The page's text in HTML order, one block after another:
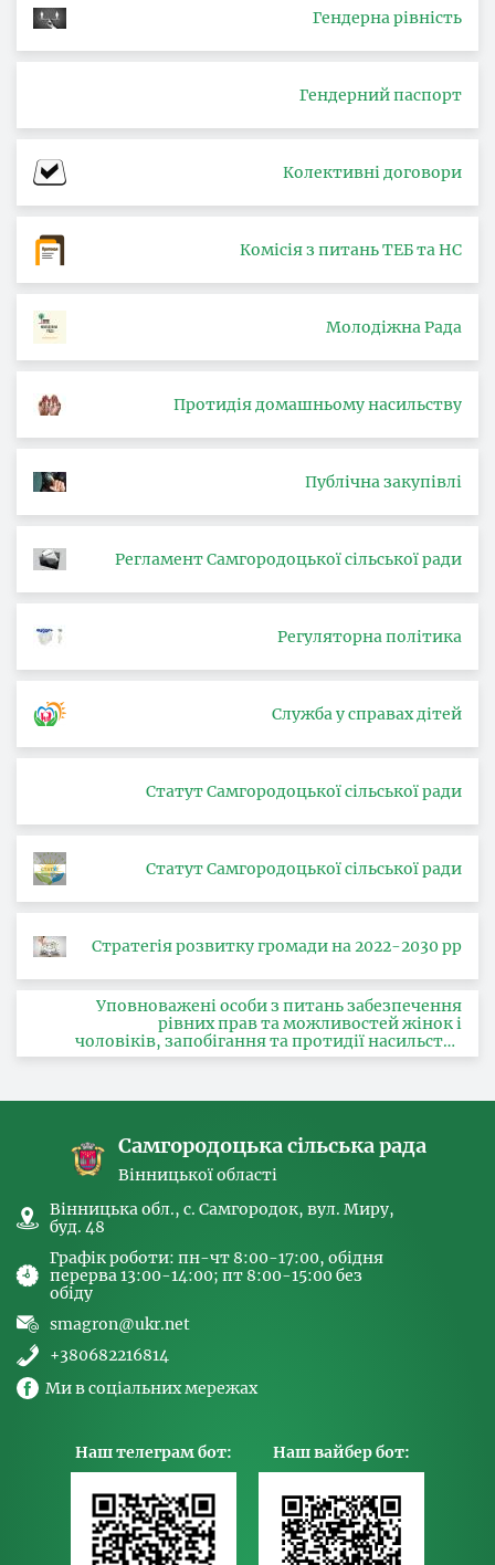
Гендерна рівність
Гендерний паспорт
Колективні договори
Комісія з питань ТЕБ та НС
Молодіжна Рада
Протидія домашньому насильству
Публічна закупівлі
Регламент Самгородоцької сільської ради
Регуляторна політика
Служба у справах дітей
Статут Самгородоцької сільської ради
Статут Самгородоцької сільської ради
Стратегія розвитку громади на 2022-2030 рр
Уповноважені особи з питань забезпечення
рівних прав та можливостей жінок і
чоловіків, запобігання та протидії насильству
за ознакою статі, з питань здійснення заходів,
Самгородоцька сільська рада
Вінницької області
Вінницька обл., с. Самгородок, вул. Миру,
буд. 48
Графік роботи: пн-чт 8:00-17:00, обідня
перерва 13:00-14:00; пт 8:00-15:00 без
обіду
smagron@ukr.net
+380682216814
Ми в соціальних мережах
Наш телеграм бот: Наш вайбер бот: